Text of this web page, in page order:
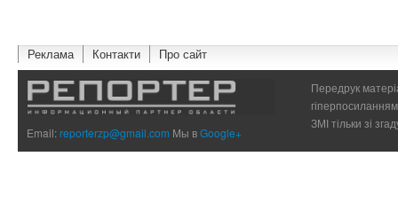
Реклама Контакти Про сайт
Email:reporterzp@gmail.com Мы вGoogle+
Передрук
ЗМІ тільки зі